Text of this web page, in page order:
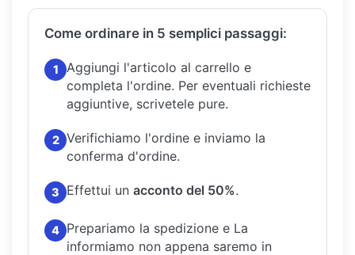
Come ordinare in 5 semplici passaggi:
1
Aggiungi l'articolo al carrello e
completa l'ordine. Per eventuali richieste
aggiuntive, scrivetele pure.
2 Verifichiamo l'ordine e inviamo la
conferma d'ordine.
3 Effettui un acconto del 50%.
4 Prepariamo la spedizione e La
informiamo non appena saremo in